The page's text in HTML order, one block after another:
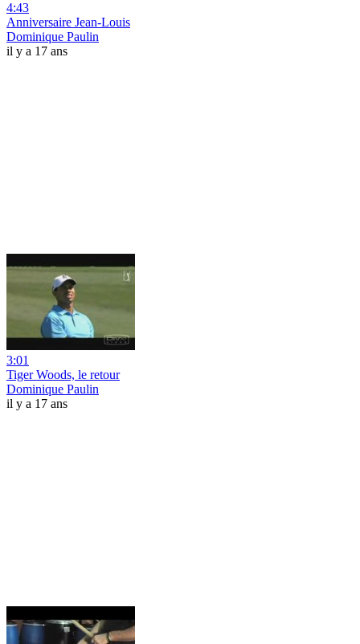
4:43
Anniversaire Jean-Louis
Dominique Paulin
il y a 17 ans
3:01
Tiger Woods, le retour
Dominique Paulin
il y a 17 ans